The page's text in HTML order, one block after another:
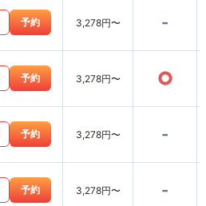
予約 3,278円〜 -
予約 3,278円〜 ○
予約 3,278円〜 -
予約 3,278円〜 -